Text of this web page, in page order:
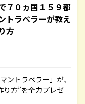
７０ヵ国１５９都
トラベラーが教え
方
ントラベラー」が、
り方”を全力プレゼ